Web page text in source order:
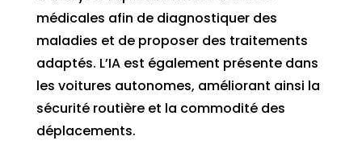
médicales afin de diagnostiquer des
maladies et de proposer des traitements
adaptés. L’IA est également présente dans
les voitures autonomes, améliorant ainsi la
sécurité routière et la commodité des
déplacements.